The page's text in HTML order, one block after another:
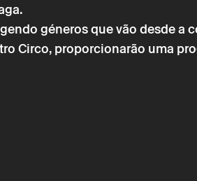
géneros que vão desde a
Circo, proporcionarão uma
obrigatório.